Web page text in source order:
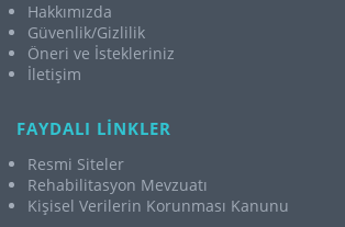
Hakkımızda
Güvenlik/Gizlilik
Öneri ve İstekleriniz
İletişim
FAYDALI LİNKLER
Resmi Siteler
Rehabilitasyon Mevzuatı
Kişisel Verilerin Korunması Kanunu